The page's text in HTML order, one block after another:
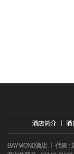
酒店简介 ㅣ 酒
BAYMOND酒店 ㅣ 代表 :